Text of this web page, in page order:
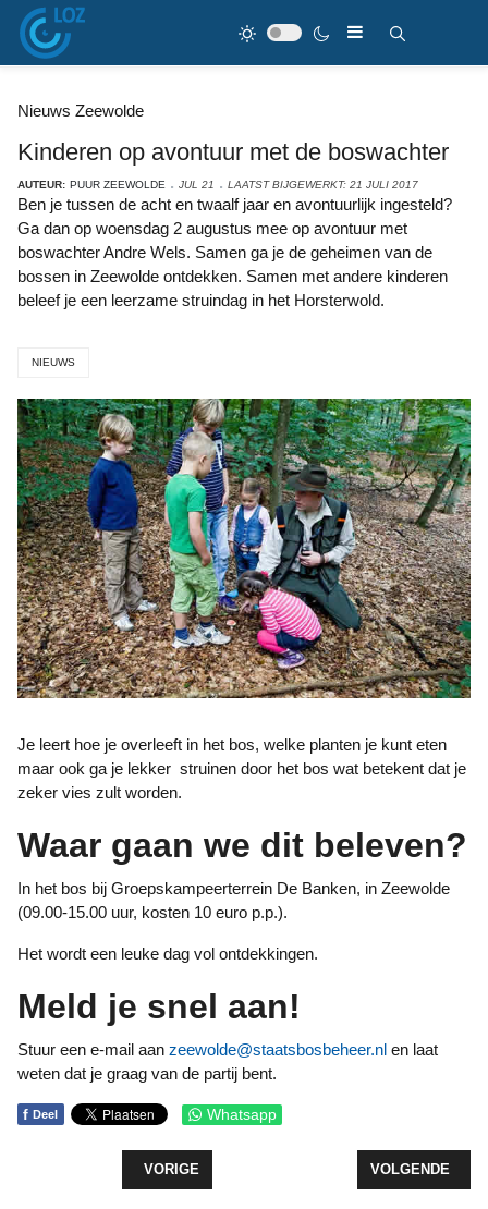
Nieuws Zeewolde
Kinderen op avontuur met de boswachter
AUTEUR: PUUR ZEEWOLDE JUL 21 LAATST BIJGEWERKT: 21 JULI 2017
Ben je tussen de acht en twaalf jaar en avontuurlijk ingesteld?
Ga dan op woensdag 2 augustus mee op avontuur met
boswachter Andre Wels. Samen ga je de geheimen van de
bossen in Zeewolde ontdekken. Samen met andere kinderen
beleef je een leerzame struindag in het Horsterwold.
NIEUWS
Je leert hoe je overleeft in het bos, welke planten je kunt eten
maar ook ga je lekker struinen door het bos wat betekent dat je
zeker vies zult worden.
Waar gaan we dit beleven?
In het bos bij Groepskampeerterrein De Banken, in Zeewolde
(09.00-15.00 uur, kosten 10 euro p.p.).
Het wordt een leuke dag vol ontdekkingen.
Meld je snel aan!
Stuur een e-mail aan zeewolde@staatsbosbeheer.nl en laat
weten dat je graag van de partij bent.
f Deel Whatsapp
VORIG ARTIKEL: PLAYING FOR CHANGE” - HET
VORIGE VOLGENDE
VOLGENDE